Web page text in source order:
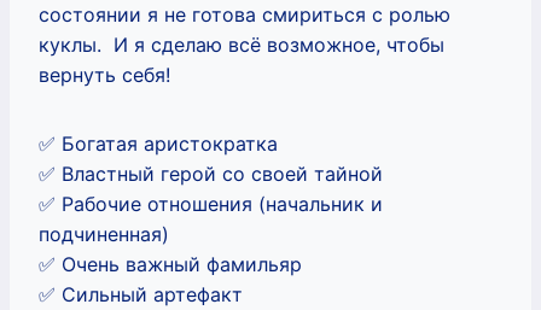
состоянии я не готова смириться с ролью
куклы. И я сделаю всё возможное, чтобы
вернуть себя!
✅ Богатая аристократка
✅ Властный герой со своей тайной
✅ Рабочие отношения (начальник и
подчиненная)
✅ Очень важный фамильяр
✅ Сильный артефакт